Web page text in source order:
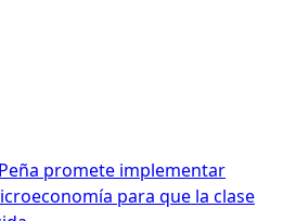
promete implementar
para que la clase